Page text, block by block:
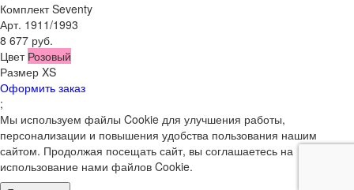
Комплект Seventy
Арт. 1911/1993
8 677 руб.
Цвет Розовый
Размер XS
Оформить заказ
;
Мы используем файлы Cookie для улучшения работы,
персонализации и повышения удобства пользования нашим
сайтом. Продолжая посещать сайт, вы соглашаетесь на
использование нами файлов Cookie.